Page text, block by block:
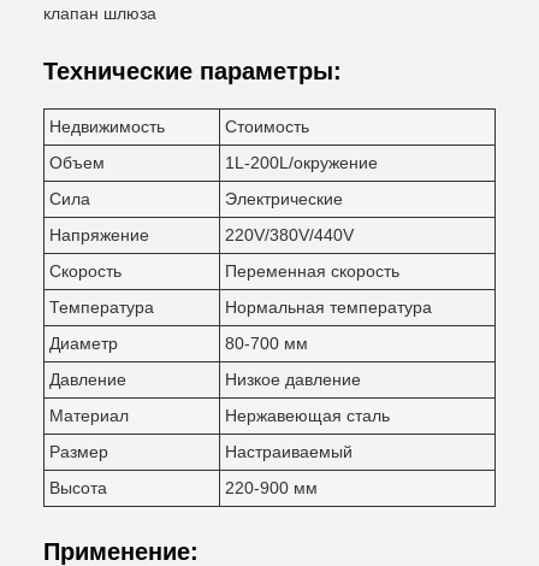
клапан шлюза
Технические параметры:
Недвижимость
Стоимость
Объем
1L-200L/окружение
Сила
Электрические
Напряжение
220V/380V/440V
Скорость
Переменная скорость
Температура
Нормальная температура
Диаметр
80-700 мм
Давление
Низкое давление
Материал
Нержавеющая сталь
Размер
Настраиваемый
Высота
220-900 мм
Применение: